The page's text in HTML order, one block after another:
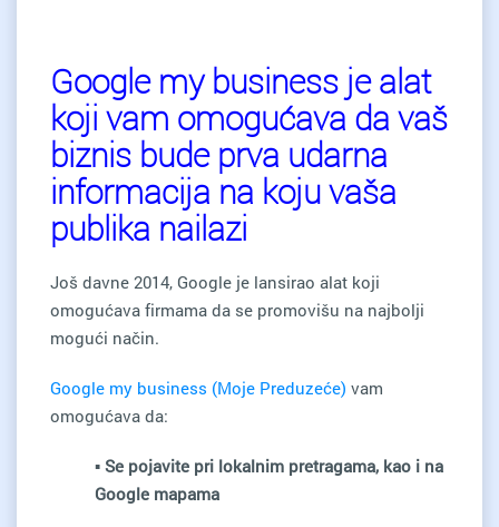
Google my business je alat
koji vam omogućava da vaš
biznis bude prva udarna
informacija na koju vaša
publika nailazi
Još davne 2014, Google je lansirao alat koji
omogućava firmama da se promovišu na najbolji
mogući način.
Google my business (Moje Preduzeće) vam
omogućava da:
▪ Se pojavite pri lokalnim pretragama, kao i na
Google mapama